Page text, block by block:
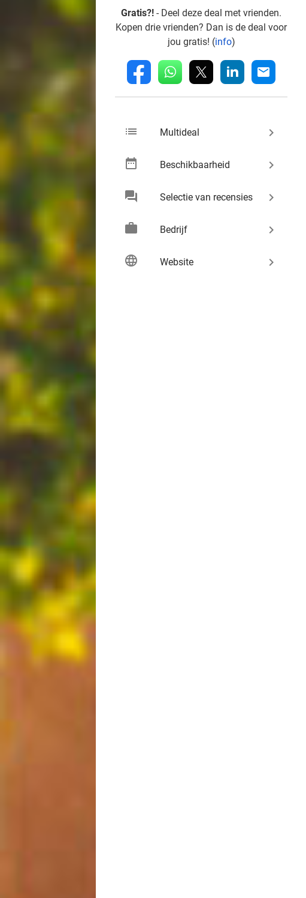
Gratis?! - Deel deze deal met vrienden.
Kopen drie vrienden? Dan is de deal voor
jou gratis! (info)
fb whatsapp linkedin mail
list Multideal keyboard_arrow_right
date_range Beschikbaarheid keyboard_arrow_right
chat Selectie van recensies keyboard_arrow_right
work Bedrijf keyboard_arrow_right
language Website keyboard_arrow_right